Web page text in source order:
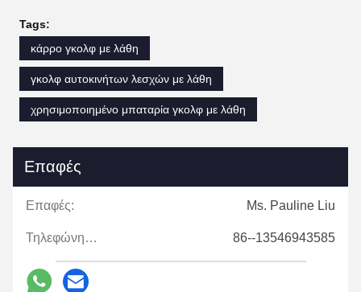
Tags:
κάρρο γκολφ με λάθη
γκολφ αυτοκινήτων λεσχών με λάθη
χρησιμοποιημένο μπαταρία γκολφ με λάθη
Επαφές
Επαφές: Ms. Pauline Liu
Τηλεφώνημα: 86--13546943585